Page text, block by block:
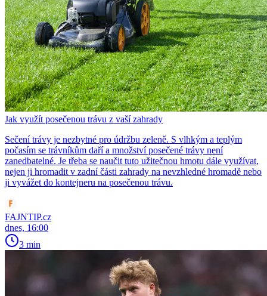
Jak využít posečenou trávu z vaší zahrady
Sečení trávy je nezbytné pro údržbu zeleně. S vlhkým a teplým
počasím se trávníkům daří a množství posečené trávy není
zanedbatelné. Je třeba se naučit tuto užitečnou hmotu dále využívat,
nejen ji hromadit v zadní části zahrady na nevzhledné hromadě nebo
ji vyvážet do kontejneru na posečenou trávu.
FAJNTIP.cz
dnes, 16:00
3 min